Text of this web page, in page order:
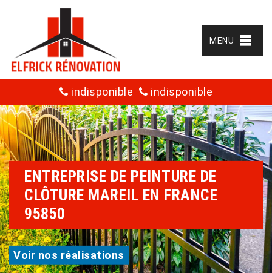
MENU
indisponible indisponible
ENTREPRISE DE PEINTURE DE
CLÔTURE MAREIL EN FRANCE
95850
Voir nos réalisations